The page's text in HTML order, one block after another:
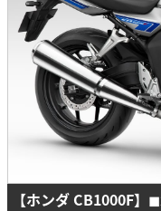
【ホンダ CB1000F】 ◼︎